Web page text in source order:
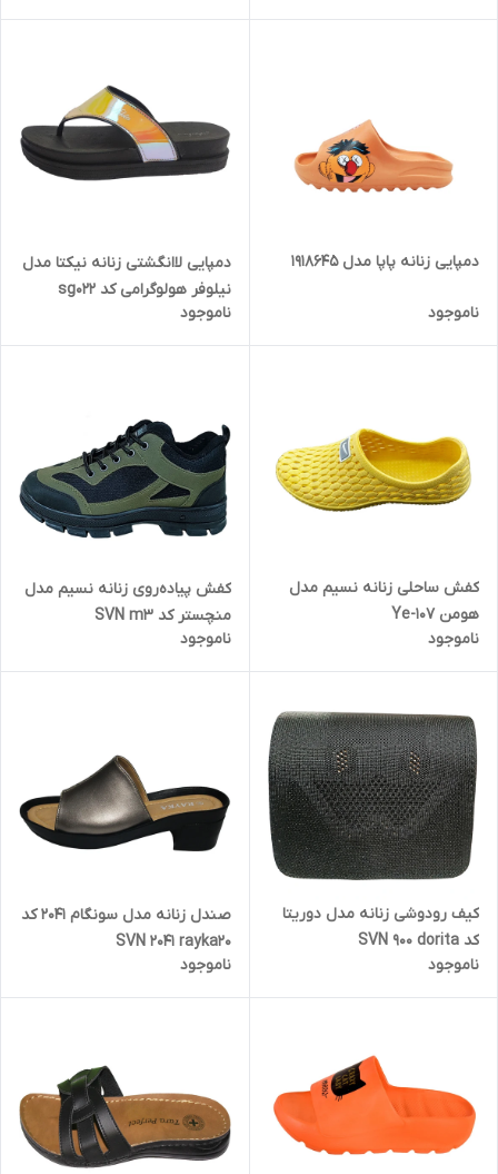
دمپایی زنانه پاپا مدل 1918645
ناموجود
دمپایی لاانگشتی زنانه نیکتا مدل
نیلوفر هولوگرامی کد sg022
ناموجود
کفش ساحلی زنانه نسیم مدل
هومن Ye-107
ناموجود
کفش پیاده‌روی زنانه نسیم مدل
منچستر کد SVN m3
ناموجود
کیف رودوشی زنانه مدل دوریتا
کد SVN 900 dorita
ناموجود
صندل زنانه مدل سونگام 2041 کد
SVN 2041 rayka20
ناموجود